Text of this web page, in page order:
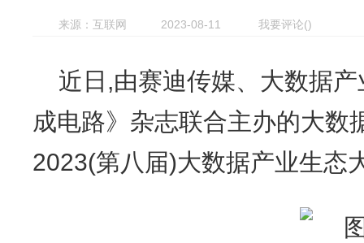
来源：互联网 2023-08-11 我要评论()
近日,由赛迪传媒、大数据
成电路》杂志联合主办的大数
2023(第八届)大数据产业生态